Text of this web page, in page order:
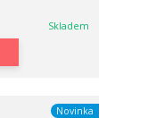
Skladem
Novinka